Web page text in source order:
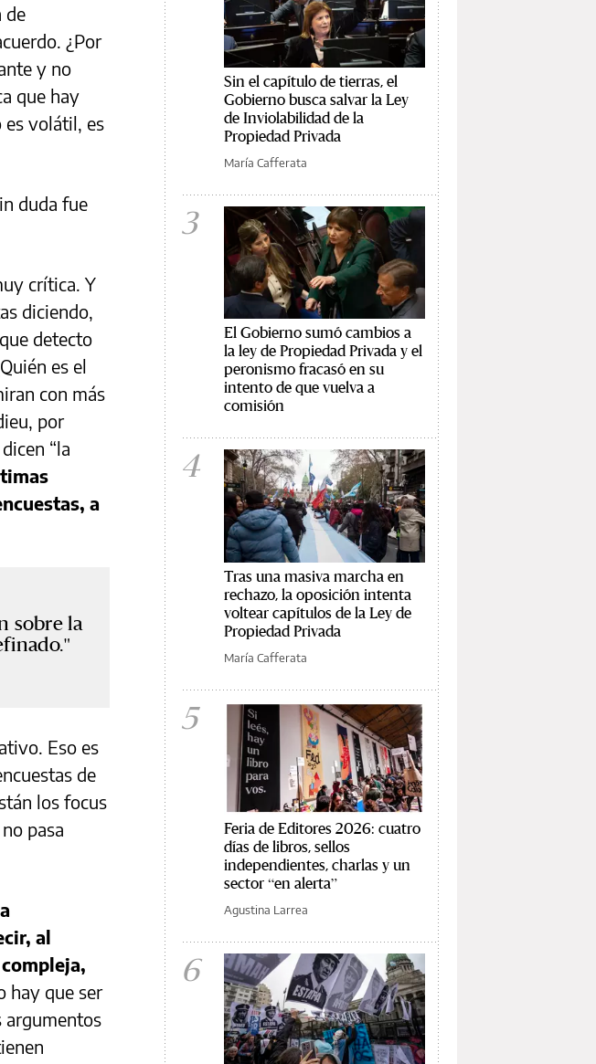
de
¿Por
y no
que hay
es volátil, es
duda fue
crítica. Y
diciendo,
detecto
es el
con más
por
“la
a
sobre la
Eso es
de
los focus
pasa
al
hay que ser
argumentos
Sin el capítulo de tierras, el
Gobierno busca salvar la Ley
de Inviolabilidad de la
Propiedad Privada
María Cafferata
3
El Gobierno sumó cambios a
la ley de Propiedad Privada y el
peronismo fracasó en su
intento de que vuelva a
comisión
4
Tras una masiva marcha en
rechazo, la oposición intenta
voltear capítulos de la Ley de
Propiedad Privada
María Cafferata
5
Feria de Editores 2026: cuatro
días de libros, sellos
independientes, charlas y un
sector “en alerta”
Agustina Larrea
6